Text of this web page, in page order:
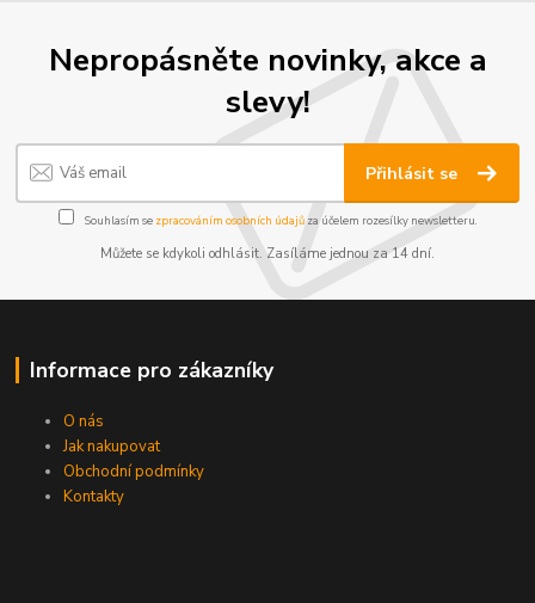
Nepropásněte novinky, akce a
slevy!
Přihlásit se
Souhlasím se zpracováním osobních údajůza účelem rozesílky newsletteru.
Můžete se kdykoli odhlásit. Zasíláme jednou za 14 dní.
Informace pro zákazníky
O nás
Jak nakupovat
Obchodní podmínky
Kontakty